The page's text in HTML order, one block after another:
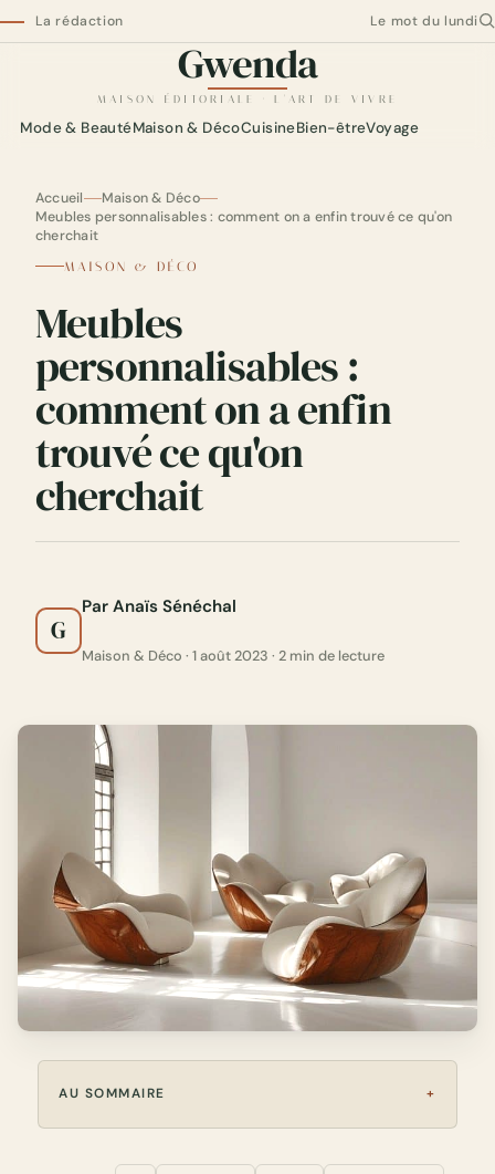
La rédaction Le mot du lundi
Gwenda — maison éditoriale
Gwenda
MAISON ÉDITORIALE · L'ART DE VIVRE
Mode & BeautéMaison & DécoCuisineBien-êtreVoyage
Accueil
Maison & Déco
Meubles personnalisables : comment on a enfin trouvé ce qu'on
cherchait
MAISON & DÉCO
Meubles
personnalisables :
comment on a enfin
trouvé ce qu'on
cherchait
G
Par Anaïs Sénéchal
Maison & Déco · 1 août 2023 · 2 min de lecture
AU SOMMAIRE